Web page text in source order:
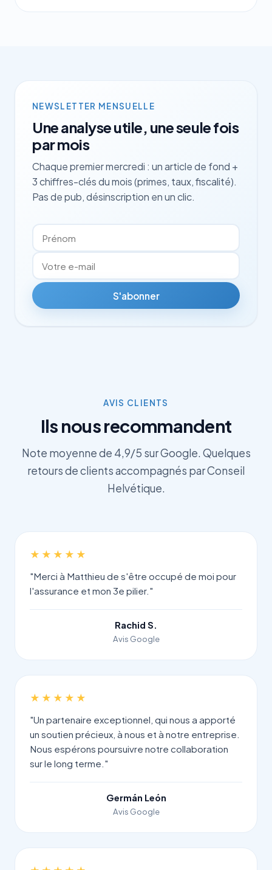
NEWSLETTER MENSUELLE
Une analyse utile, une seule fois
par mois
Chaque premier mercredi : un article de fond +
3 chiffres-clés du mois (primes, taux, fiscalité).
Pas de pub, désinscription en un clic.
S'abonner
AVIS CLIENTS
Ils nous recommandent
Note moyenne de 4,9/5 sur Google. Quelques
retours de clients accompagnés par Conseil
Helvétique.
★★★★★
"Merci à Matthieu de s'être occupé de moi pour
l'assurance et mon 3e pilier."
Rachid S.
Avis Google
★★★★★
"Un partenaire exceptionnel, qui nous a apporté
un soutien précieux, à nous et à notre entreprise.
Nous espérons poursuivre notre collaboration
sur le long terme."
Germán León
Avis Google